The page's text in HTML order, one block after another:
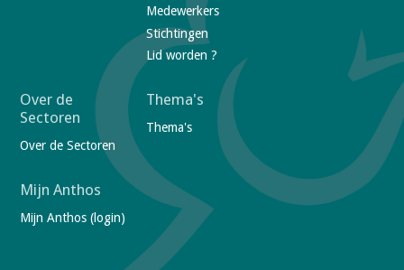
a
v
i
a
t
Medewerkers
Stichtingen
Lid worden ?
Over de
Sectoren
Over de Sectoren
Thema's
Thema's
Mijn Anthos
Mijn Anthos (login)